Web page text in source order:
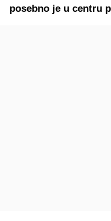
posebno je u centru